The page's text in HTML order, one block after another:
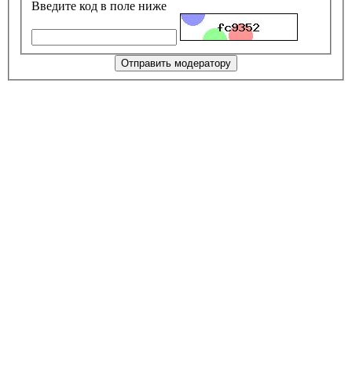
Введите код в поле ниже
Отправить модератору